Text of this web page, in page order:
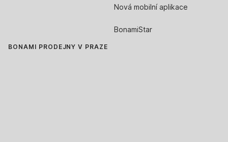
Nová mobilní aplikace
BonamiStar
BONAMI PRODEJNY V PRAZE